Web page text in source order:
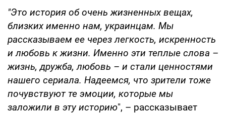
"Это история об очень жизненных вещах,
близких именно нам, украинцам. Мы
рассказываем ее через легкость, искренность
и любовь к жизни. Именно эти теплые слова –
жизнь, дружба, любовь – и стали ценностями
нашего сериала. Надеемся, что зрители тоже
почувствуют те эмоции, которые мы
заложили в эту историю", – рассказывает